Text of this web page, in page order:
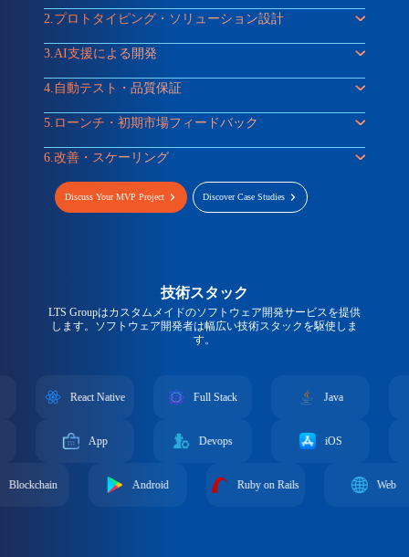
2. プロトタイピング・ソリューション設計
3. AI支援による開発
4. 自動テスト・品質保証
5. ローンチ・初期市場フィードバック
6. 改善・スケーリング
Discuss Your MVP Project Discover Case Studies
技術スタック
LTS Groupはカスタムメイドのソフトウェア開発サービスを提供
します。ソフトウェア開発者は幅広い技術スタックを駆使しま
す。
React Native Full Stack
Devops
Ruby on Rails